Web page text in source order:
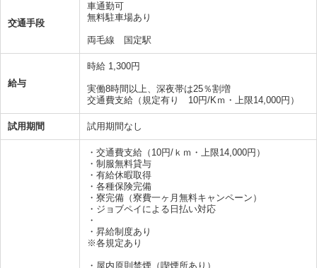
交通手段
車通勤可
無料駐車場あり
両毛線 国定駅
給与
時給 1,300円
実働8時間以上、深夜帯は25％割増
交通費支給（規定有り 10円/Kｍ・上限14,000円）
試用期間 試用期間なし
・交通費支給（10円/ｋｍ・上限14,000円）
・制服無料貸与
・有給休暇取得
・各種保険完備
・寮完備（寮費一ヶ月無料キャンペーン）
・ジョブペイによる日払い対応
・
・昇給制度あり
※各規定あり
・屋内原則禁煙（喫煙所あり）